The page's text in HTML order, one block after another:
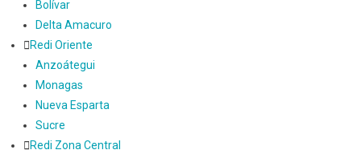
Bolívar
Delta Amacuro
Redi Oriente
Anzoátegui
Monagas
Nueva Esparta
Sucre
Redi Zona Central